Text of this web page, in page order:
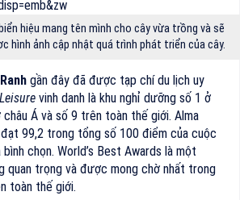
hiệu mang tên mình cho cây vừa trồng và sẽ
hình ảnh cập nhật quá trình phát triển của cây.
gần đây đã được tạp chí du lịch uy
vinh danh là khu nghỉ dưỡng số 1 ở
Á và số 9 trên toàn thế giới. Alma
99,2 trong tổng số 100 điểm của cuộc
chọn. World’s Best Awards là một
quan trọng và được mong chờ nhất trong
toàn thế giới.